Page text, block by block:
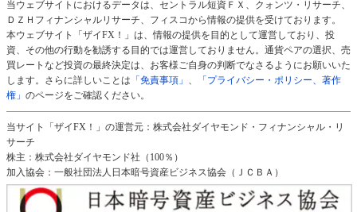
当ウェブサイトにおけるデータは、セントラル短資ＦＸ、クォンツ・リサーチ、
ＤＺＨフィナンシャルリサーチ、フィスコから情報の提供を受けております。
本ウェブサイト「ザイFX！」は、情報の提供を目的として運営しており、投
資、その他の行動を勧誘する目的では運営しておりません。通貨ペアの選択、売
買レートなど投資の最終決定は、お客様ご自身の判断でなさるようにお願いいた
します。さらに詳しいことは 「免責事項」 、
「プライバシー・ポリシー、著作
権」 のページをご確認ください。
当サイト「ザイFX！」の運営元：株式会社ダイヤモンド・フィナンシャル・リ
サーチ
株主：株式会社ダイヤモンド社（100％）
加入協会：一般社団法人日本暗号資産ビジネス協会（ＪＣＢＡ）